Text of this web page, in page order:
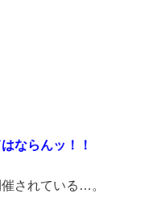
ならんッ！！
されている…。